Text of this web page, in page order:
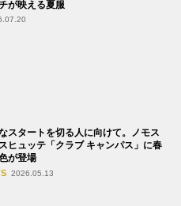
が映える夏服
スタートを切る人に向けて。ノモス
ヒュッテ「クラブ キャンパス」に春
が登場
2026.05.13